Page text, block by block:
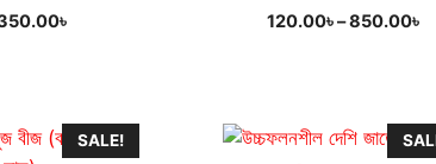
৳Price
350.00৳
120.00৳–850.00৳
SALE!